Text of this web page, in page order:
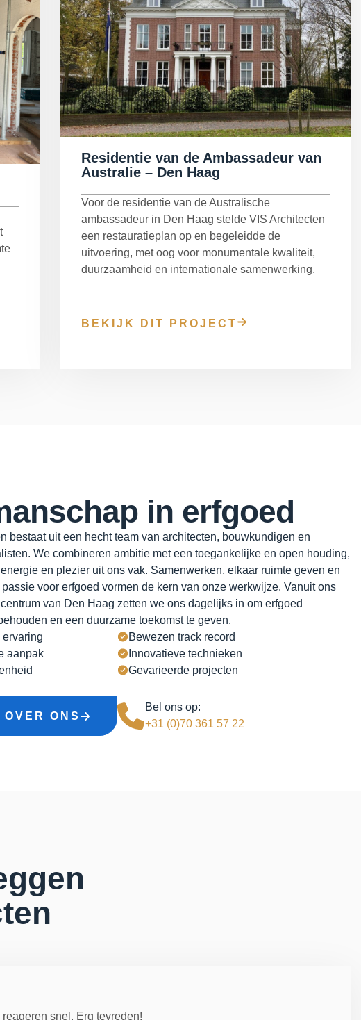
Residentie van de Ambassadeur van
Australie – Den Haag
Voor de residentie van de Australische
ambassadeur in Den Haag stelde VIS Architecten
een restauratieplan op en begeleidde de
uitvoering, met oog voor monumentale kwaliteit,
duurzaamheid en internationale samenwerking.
BEKIJK DIT PROJECT
in erfgoed
bestaat uit een hecht team van architecten, bouwkundigen en
We combineren ambitie met een toegankelijke en open houding,
en plezier uit ons vak. Samenwerken, elkaar ruimte geven en
voor erfgoed vormen de kern van onze werkwijze. Vanuit ons
van Den Haag zetten we ons dagelijks in om erfgoed
en een duurzame toekomst te geven.
Bewezen track record
aanpak
Innovatieve technieken
Gevarieerde projecten
OVER ONS
Bel ons op:
+31 (0)70 361 57 22
snel. Erg tevreden!